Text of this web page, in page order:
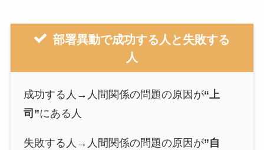
部署異動で成功する人と失敗する
人
成功する人→人間関係の問題の原因が“上
司”にある人
失敗する人→人間関係の問題の原因が”自